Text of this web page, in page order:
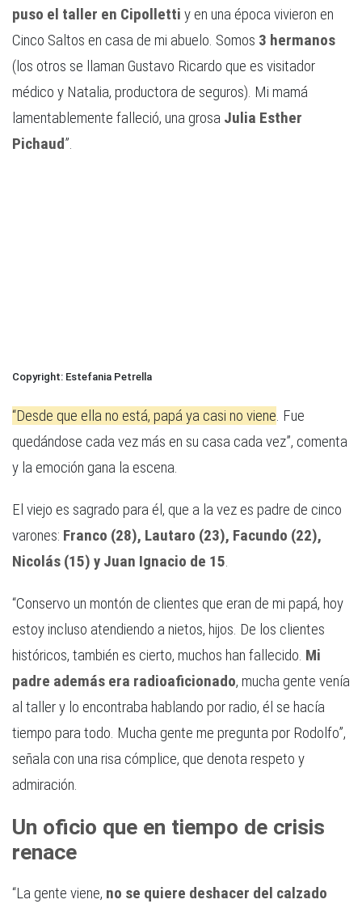
puso el taller en Cipolletti y en una época vivieron en
Cinco Saltos en casa de mi abuelo. Somos 3 hermanos
(los otros se llaman Gustavo Ricardo que es visitador
médico y Natalia, productora de seguros). Mi mamá
lamentablemente falleció, una grosa Julia Esther
Pichaud”.
Estefania Petrella
“Desde que ella no está, papá ya casi no viene . Fue
quedándose cada vez más en su casa cada vez”, comenta
y la emoción gana la escena.
El viejo es sagrado para él, que a la vez es padre de cinco
varones: Franco (28), Lautaro (23), Facundo (22),
Nicolás (15) y Juan Ignacio de 15
“Conservo un montón de clientes que eran de mi papá, hoy
estoy incluso atendiendo a nietos, hijos. De los clientes
históricos, también es cierto, muchos han fallecido. Mi
padre además era radioaficionado, mucha gente venía
al taller y lo encontraba hablando por radio, él se hacía
tiempo para todo. Mucha gente me pregunta por Rodolfo”,
señala con una risa cómplice, que denota respeto y
admiración.
Un oficio que en tiempo de crisis
renace
“La gente viene, no se quiere deshacer del calzado